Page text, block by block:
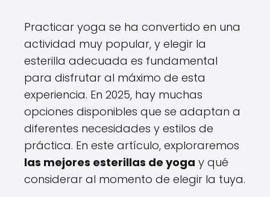
Practicar yoga se ha convertido en una
actividad muy popular, y elegir la
esterilla adecuada es fundamental
para disfrutar al máximo de esta
experiencia. En 2025, hay muchas
opciones disponibles que se adaptan a
diferentes necesidades y estilos de
práctica. En este artículo, exploraremos
las mejores esterillas de yoga y qué
considerar al momento de elegir la tuya.